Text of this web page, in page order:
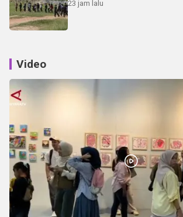
23 jam lalu
Video